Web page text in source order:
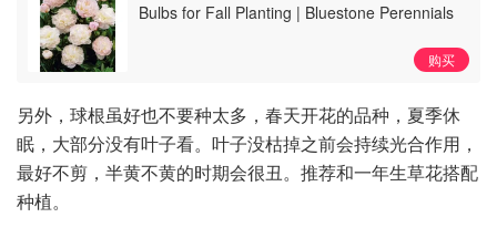
Bulbs for Fall Planting | Bluestone Perennials
购买
另外，球根虽好也不要种太多，春天开花的品种，夏季休
眠，大部分没有叶子看。叶子没枯掉之前会持续光合作用，
最好不剪，半黄不黄的时期会很丑。推荐和一年生草花搭配
种植。